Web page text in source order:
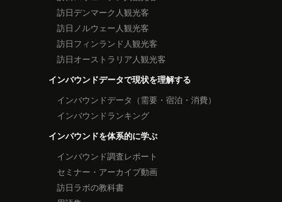
訪日デンマーク人観光客
訪日ノルウェー人観光客
訪日フィンランド人観光客
訪日オーストラリア人観光客
インバウンドデータで現状を理解する
インバウンドデータ（需要・宿泊・消費）
インバウンドランキング
インバウンドを体系的に学ぶ
インバウンド調査レポート
セミナー・アーカイブ動画
訪日ラボの教科書